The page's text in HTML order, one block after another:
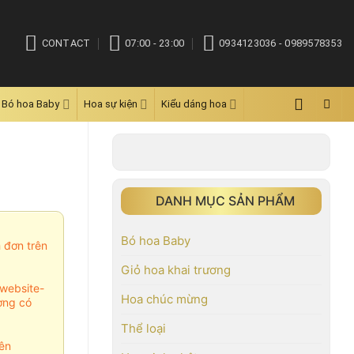
CONTACT 07:00 - 23:00 0934123036 - 0989578353
Bó hoa Baby Hoa sự kiện Kiểu dáng hoa
DANH MỤC SẢN PHẨM
Bó hoa Baby
Giỏ hoa khai trương
Hoa chúc mừng
Thể loại
đơn trên
có